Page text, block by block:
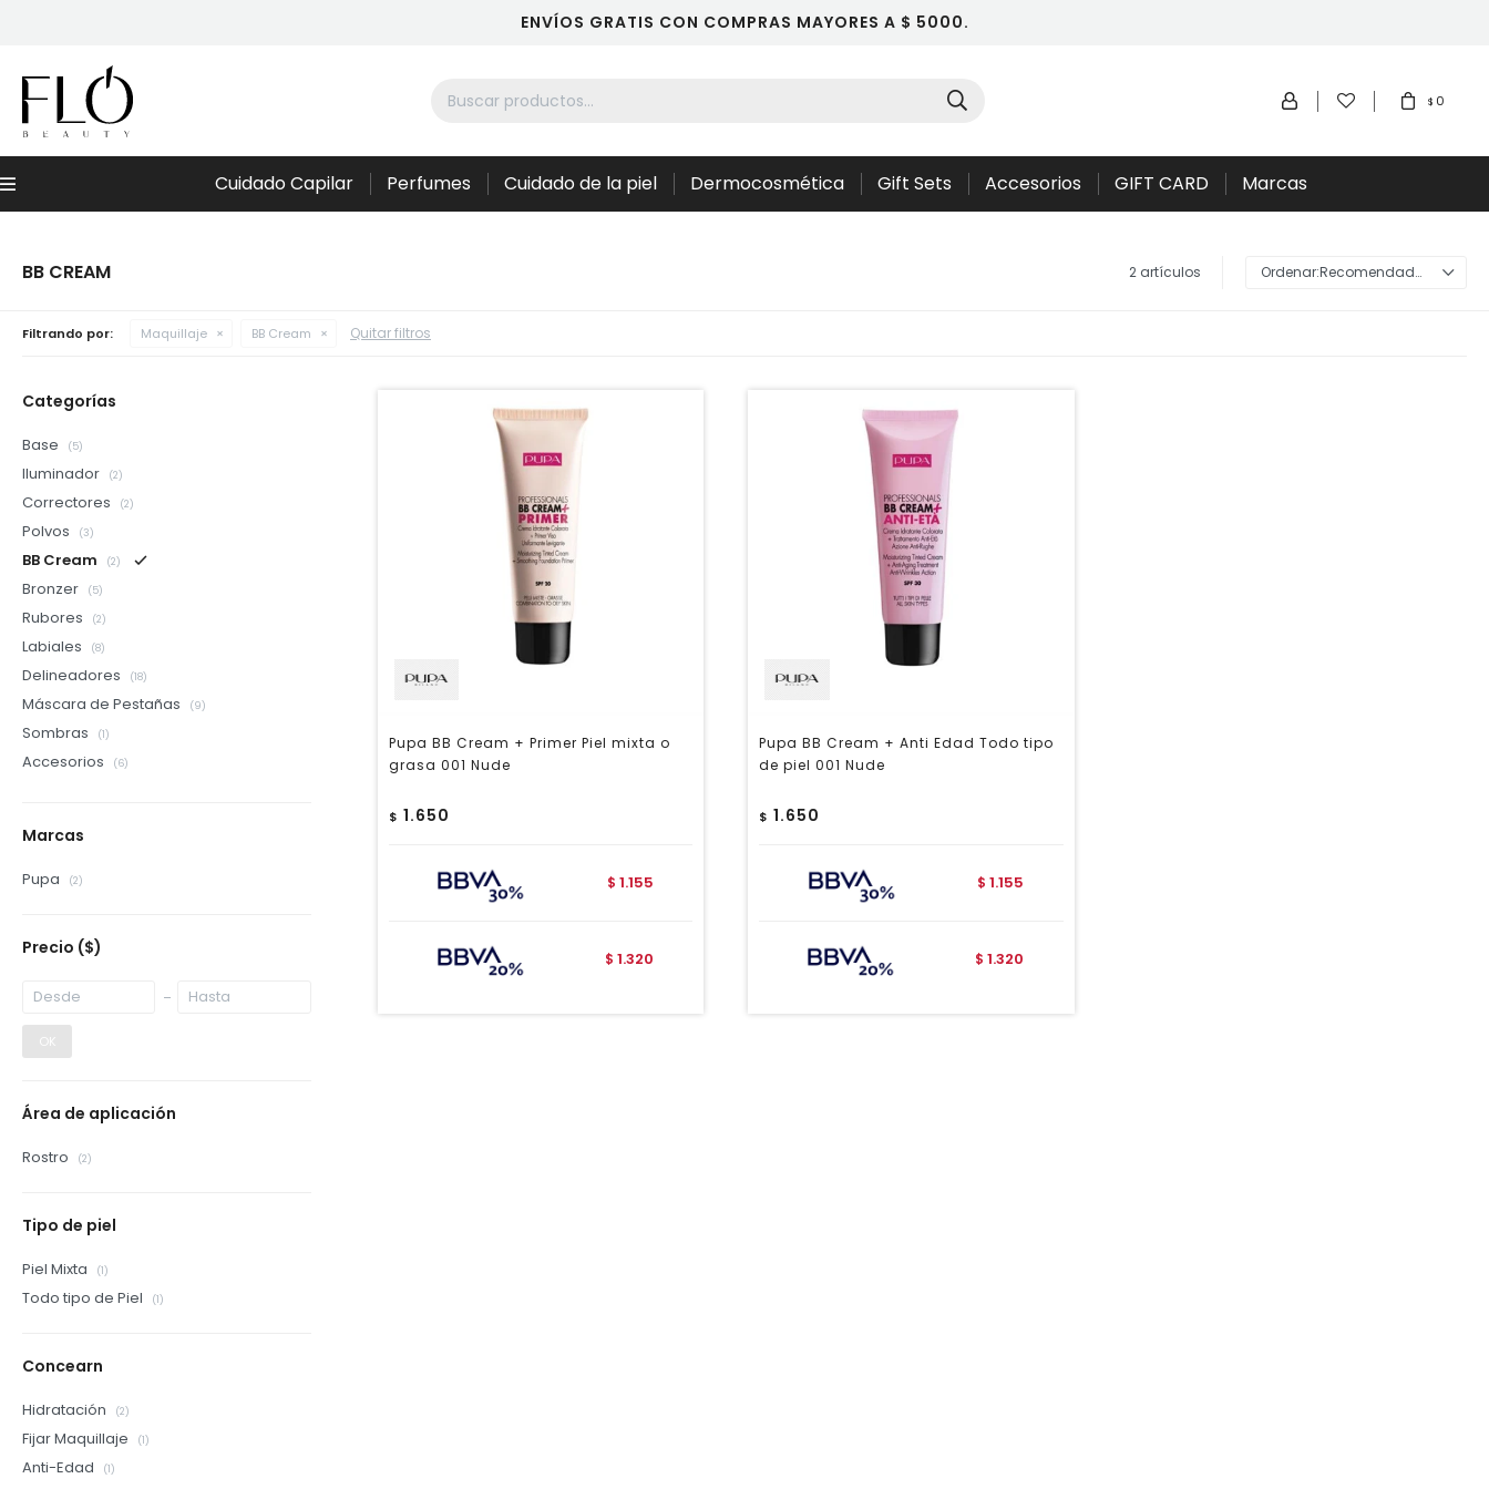
ENVÍOS GRATIS CON COMPRAS MAYORES A $ 5000.
Menú Cuidado Capilar Perfumes Cuidado de la piel Dermocosmética Gift Sets Accesorios GIFT CARD Marcas
$ 0
BB CREAM 2 artículos Recomendados
Filtrando por: Maquillaje BB Cream Quitar filtros
Pupa BB Cream + Primer Piel mixta o
grasa 001 Nude
$ 1.650
$ 1.155
$ 1.320
Pupa BB Cream + Anti Edad Todo tipo
de piel 001 Nude
$ 1.650
$ 1.155
$ 1.320
Categorías
Base (5)
Iluminador (2)
Correctores (2)
Polvos (3)
BB Cream (2)
Bronzer (5)
Rubores (2)
Labiales (8)
Delineadores (18)
Máscara de Pestañas (9)
Sombras (1)
Accesorios (6)
Marcas
Pupa (2)
Precio ($)
OK
Área de aplicación
Rostro (2)
Tipo de piel
Piel Mixta (1)
Todo tipo de Piel (1)
Concearn
Hidratación (2)
Fijar Maquillaje (1)
Anti-Edad (1)